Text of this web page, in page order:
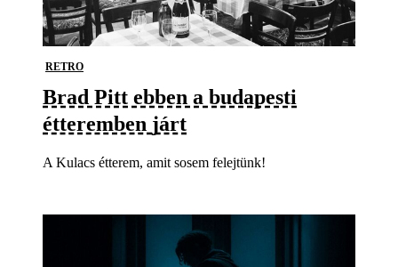
RETRO
Brad Pitt ebben a budapesti
étteremben járt
A Kulacs étterem, amit sosem felejtünk!